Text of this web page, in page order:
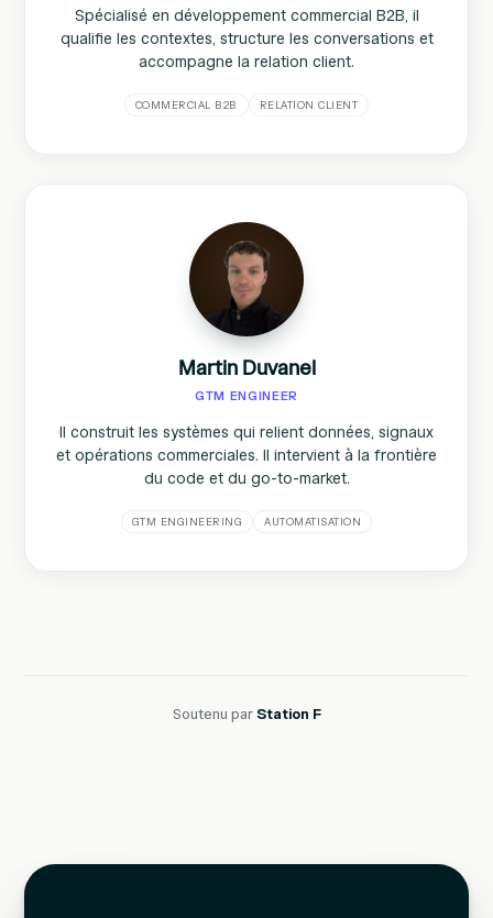
Spécialisé en développement commercial B2B, il
qualifie les contextes, structure les conversations et
accompagne la relation client.
COMMERCIAL B2B RELATION CLIENT
Martin Duvanel
GTM ENGINEER
Il construit les systèmes qui relient données, signaux
et opérations commerciales. Il intervient à la frontière
du code et du go-to-market.
GTM ENGINEERING AUTOMATISATION
Soutenu par Station F